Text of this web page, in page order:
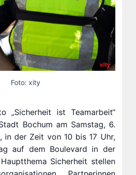
Foto: xity
„Sicherheit ist Teamarbeit“
Bochum am Samstag, 6.
in der Zeit von 10 bis 17 Uhr,
auf dem Boulevard in der
Sicherheit stellen